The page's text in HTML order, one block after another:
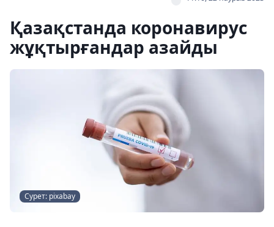
Қазақстанда коронавирус
жұқтырғандар азайды
Сурет: pixabay